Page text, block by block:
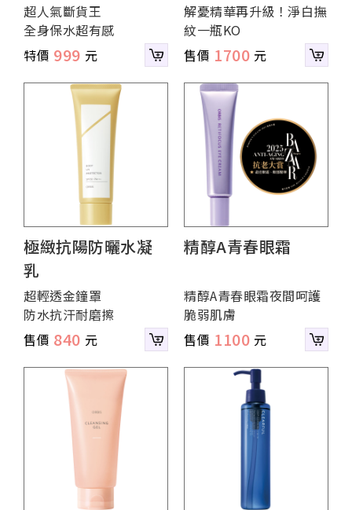
超人氣斷貨王
全身保水超有感
999
解憂精華再升級！淨白撫
紋一瓶KO
1700
極緻抗陽防曬水凝
乳
超輕透金鐘罩
防水抗汗耐磨擦
840
精醇A青春眼霜
精醇A青春眼霜夜間呵護
脆弱肌膚
1100